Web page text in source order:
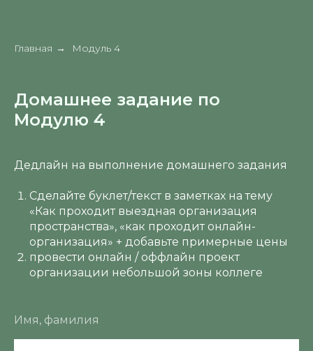
Главная → Модуль 4
Домашнее задание по
Модулю 4
Дедлайн на выполнение домашнего задания
Сделайте буклет/текст в заметках на тему
«Как проходит выездная организация
пространства», «как проходит онлайн-
организация» + добавьте примерные цены
провести онлайн / оффлайн проект
организации небольшой зоны коллеге
Имя, фамилия